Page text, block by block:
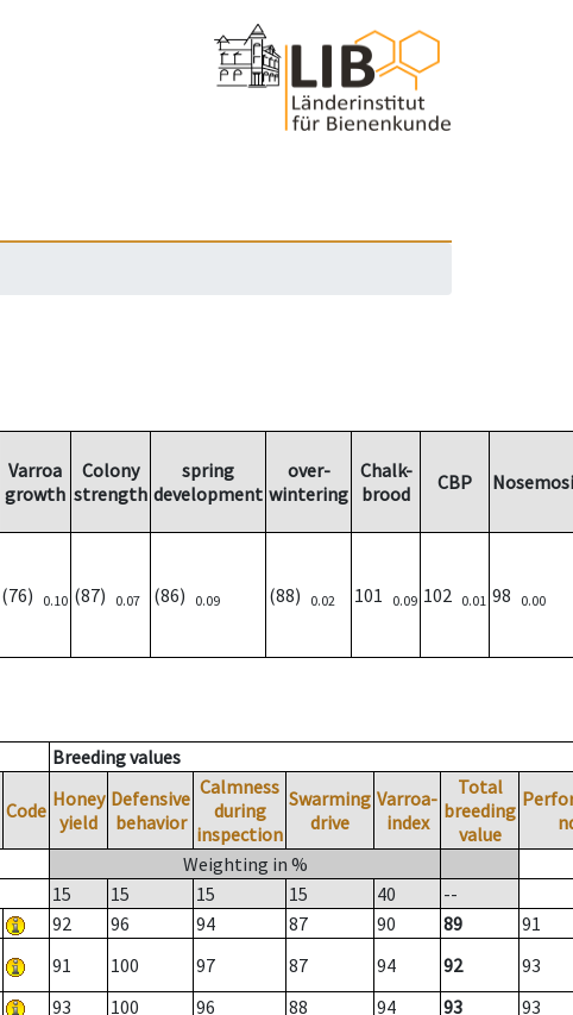
Varroa
growth
Colony
strength
spring
development
over-
wintering
Chalk-
brood
CBP
(76) 0.10 (87) 0.07 (86) 0.09 (88) 0.02 101 0.09 102 0.01 98 0.00
Breeding values
Code Honey
yield
Defensive
behavior
Calmness
during
inspection
Swarming
drive
Varroa-
index
Total
breeding
value
Weighting in %
15
15 15 15 40
--
92 96 94 87 90 89
91
91 100 97 87 94 92
93
93 100 96 88 94 93
93